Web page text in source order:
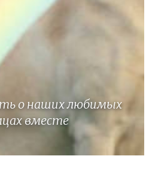
о наших любимых
вместе